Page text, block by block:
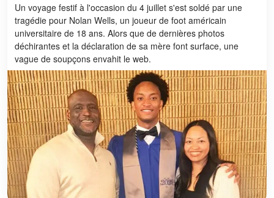
Un voyage festif à l'occasion du 4 juillet s'est soldé par une
tragédie pour Nolan Wells, un joueur de foot américain
universitaire de 18 ans. Alors que de dernières photos
déchirantes et la déclaration de sa mère font surface, une
vague de soupçons envahit le web.